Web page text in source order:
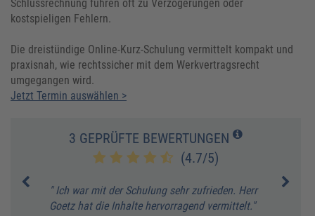
Schlussrechnung führen oft zu Verzögerungen oder
kostspieligen Fehlern.
Die dreistündige Online-Kurz-Schulung vermittelt kompakt und
praxisnah, wie rechtssicher mit dem Werkvertragsrecht
umgegangen wird.
Jetzt Termin auswählen >
3 GEPRÜFTE BEWERTUNGEN
(4.7/5)
" Ich war mit der Schulung sehr zufrieden. Herr
Goetz hat die Inhalte hervorragend vermittelt."